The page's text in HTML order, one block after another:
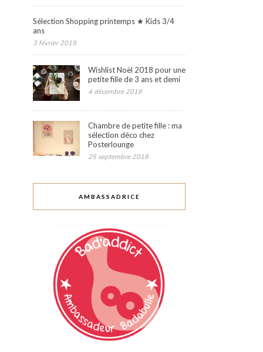
Sélection Shopping printemps ★ Kids 3/4
ans
3 février 2019
Wishlist Noël 2018 pour une
petite fille de 3 ans et demi
4 décembre 2018
Chambre de petite fille : ma
sélection déco chez
Posterlounge
25 septembre 2018
AMBASSADRICE